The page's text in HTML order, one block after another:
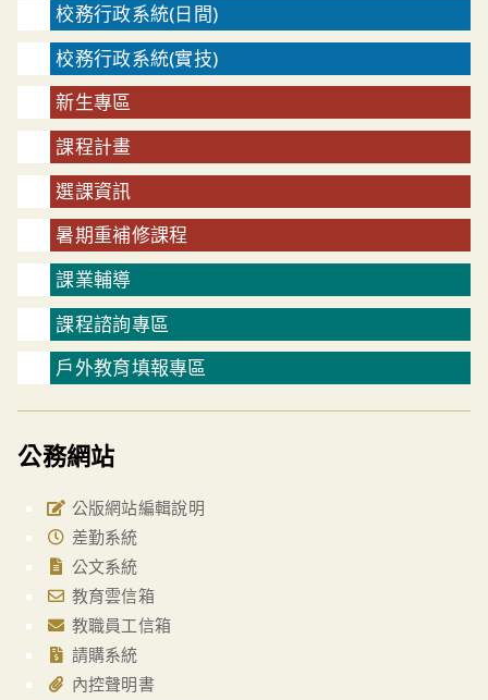
校務行政系統(日間)
校務行政系統(實技)
新生專區
課程計畫
選課資訊
暑期重補修課程
課業輔導
課程諮詢專區
戶外教育填報專區
公務網站
公版網站編輯說明
差勤系統
公文系統
教育雲信箱
教職員工信箱
請購系統
內控聲明書